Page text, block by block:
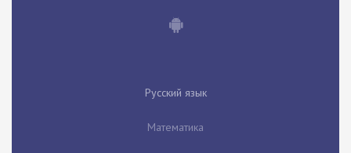
Русский язык
Математика